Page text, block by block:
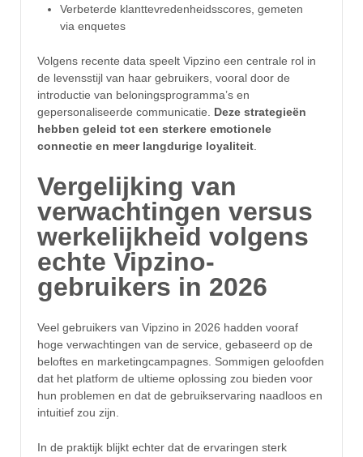
Verbeterde klanttevredenheidsscores, gemeten
via enquetes
Volgens recente data speelt Vipzino een centrale rol in
de levensstijl van haar gebruikers, vooral door de
introductie van beloningsprogramma’s en
gepersonaliseerde communicatie. Deze strategieën
hebben geleid tot een sterkere emotionele
connectie en meer langdurige loyaliteit.
Vergelijking van
verwachtingen versus
werkelijkheid volgens
echte Vipzino-
gebruikers in 2026
Veel gebruikers van Vipzino in 2026 hadden vooraf
hoge verwachtingen van de service, gebaseerd op de
beloftes en marketingcampagnes. Sommigen geloofden
dat het platform de ultieme oplossing zou bieden voor
hun problemen en dat de gebruikservaring naadloos en
intuitief zou zijn.
In de praktijk blijkt echter dat de ervaringen sterk